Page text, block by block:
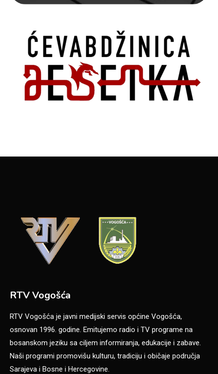
RTV Vogošća
RTV Vogošća je javni medijski servis općine Vogošća,
osnovan 1996. godine. Emitujemo radio i TV programe na
bosanskom jeziku sa ciljem informiranja, edukacije i zabave.
Naši programi promovišu kulturu, tradiciju i običaje područja
Sarajeva i Bosne i Hercegovine.